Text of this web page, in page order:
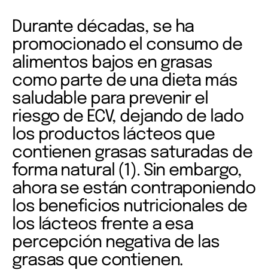
Durante décadas, se ha
promocionado el consumo de
alimentos bajos en grasas
como parte de una dieta más
saludable para prevenir el
riesgo de ECV, dejando de lado
los productos lácteos que
contienen grasas saturadas de
forma natural (1). Sin embargo,
ahora se están contraponiendo
los beneficios nutricionales de
los lácteos frente a esa
percepción negativa de las
grasas que contienen.